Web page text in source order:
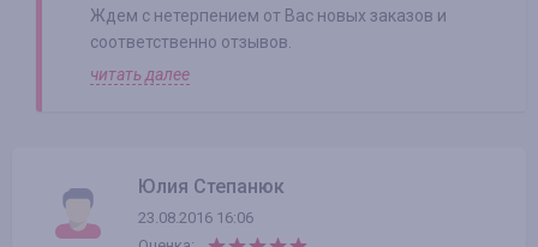
Ждем с нетерпением от Вас новых заказов и
соответственно отзывов.
читать далее
Юлия Степанюк
23.08.2016 16:06